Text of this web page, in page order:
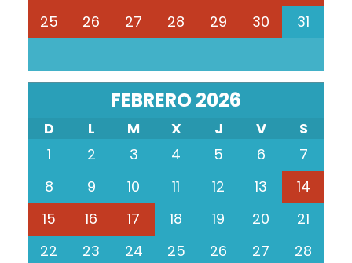
25
26 27 28 29 30 31
FEBRERO 2026
D L M X J V
S
1
2 3 4 5 6
7
8
9 10 11 12 13
14
15
16 17 18 19 20
21
22
23 24 25 26 27 28